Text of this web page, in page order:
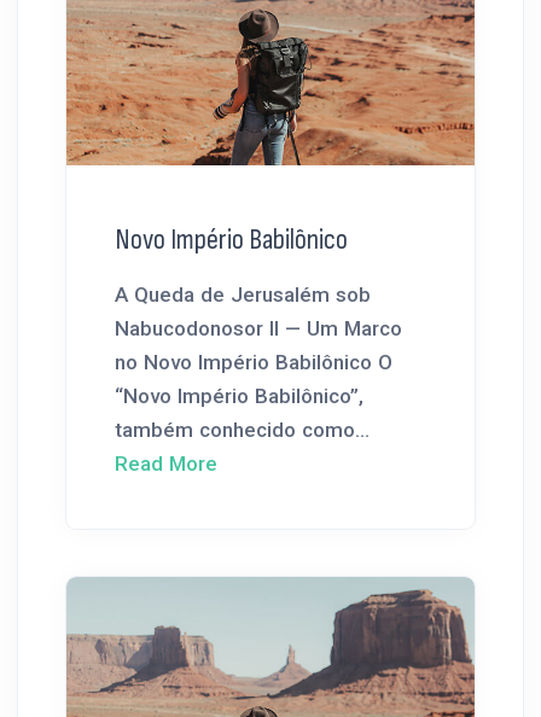
Novo Império Babilônico
A Queda de Jerusalém sob
Nabucodonosor II — Um Marco
no Novo Império Babilônico O
“Novo Império Babilônico”,
também conhecido como...
Read More